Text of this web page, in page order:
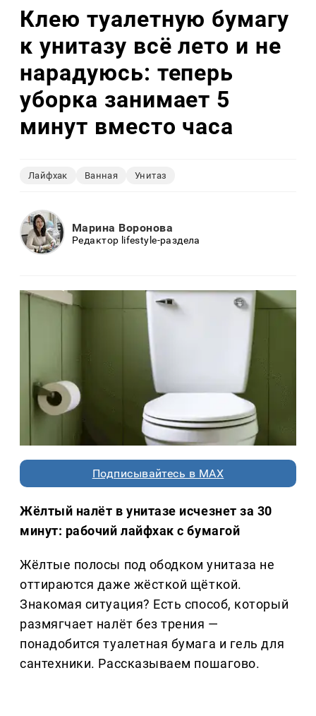
Клею туалетную бумагу
к унитазу всё лето и не
нарадуюсь: теперь
уборка занимает 5
минут вместо часа
Лайфхак Ванная Унитаз
Марина Воронова
Редактор lifestyle-раздела
Подписывайтесь в MAX
Жёлтый налёт в унитазе исчезнет за 30
минут: рабочий лайфхак с бумагой
Жёлтые полосы под ободком унитаза не
оттираются даже жёсткой щёткой.
Знакомая ситуация? Есть способ, который
размягчает налёт без трения —
понадобится туалетная бумага и гель для
сантехники. Рассказываем пошагово.